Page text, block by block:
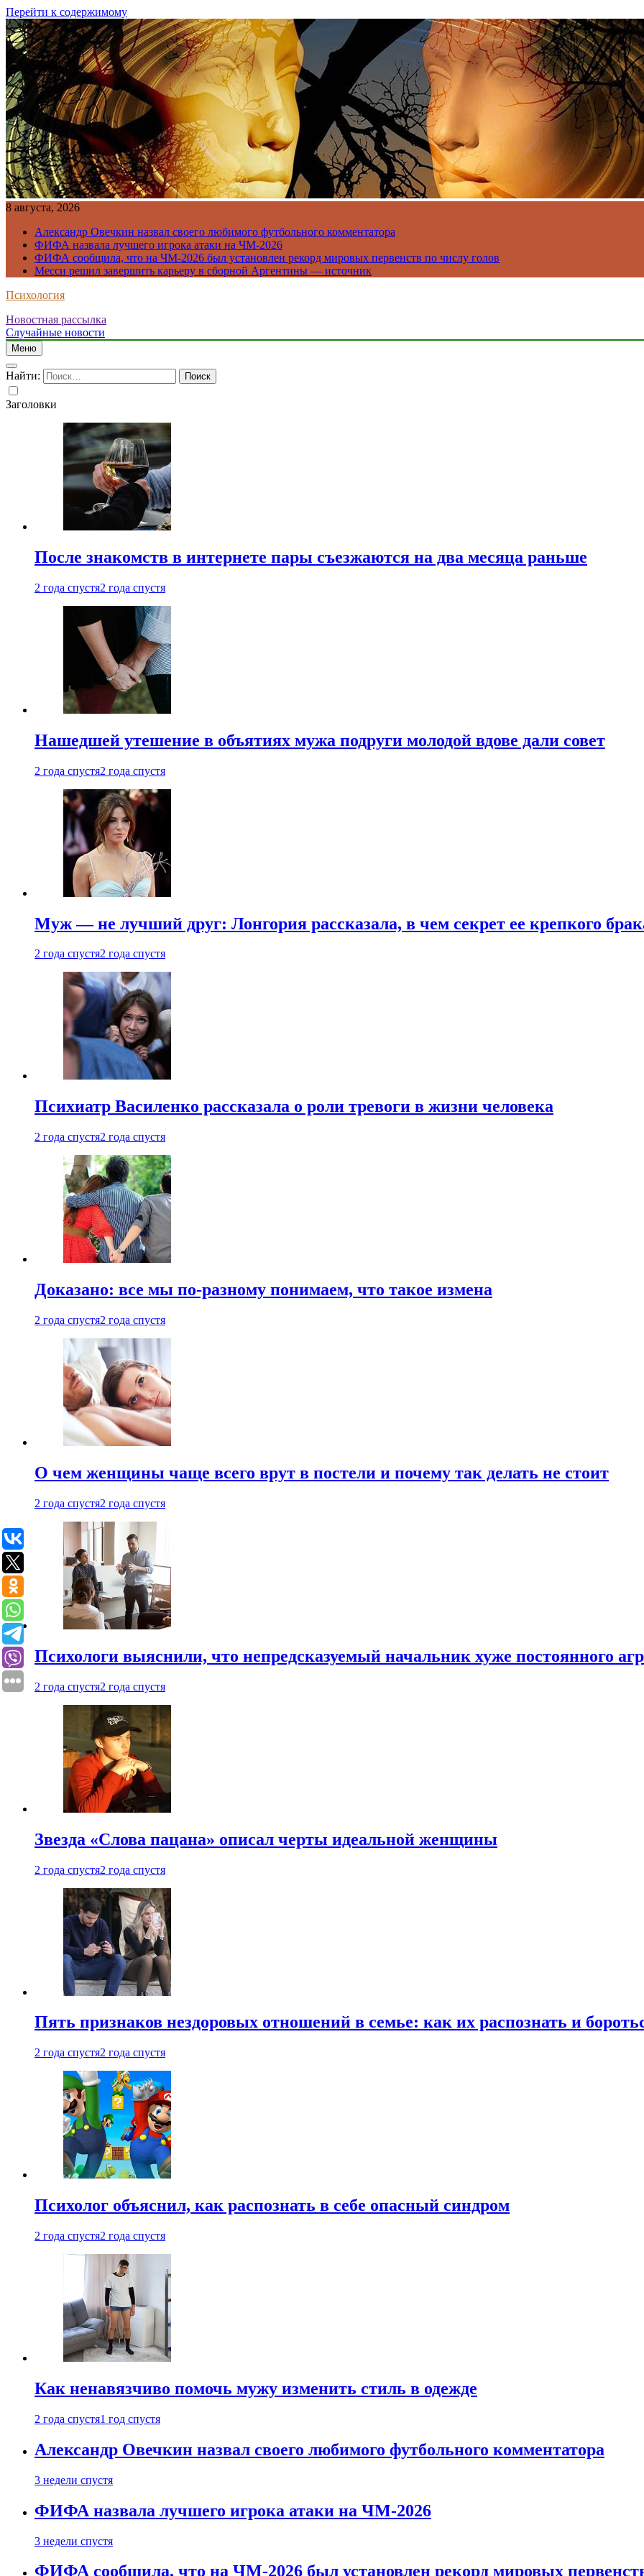
Перейти к содержимому
8 августа, 2026
Александр Овечкин назвал своего любимого футбольного комментатора
ФИФА назвала лучшего игрока атаки на ЧМ-2026
ФИФА сообщила, что на ЧМ-2026 был установлен рекорд мировых первенств по числу голов
Месси решил завершить карьеру в сборной Аргентины — источник
Психология
Новостная рассылка
Случайные новости
Меню
Найти:
Заголовки
После знакомств в интернете пары съезжаются на два месяца раньше
2 года спустя2 года спустя
Нашедшей утешение в объятиях мужа подруги молодой вдове дали совет
2 года спустя2 года спустя
Муж — не лучший друг: Лонгория рассказала, в чем секрет ее крепкого
2 года спустя2 года спустя
Психиатр Василенко рассказала о роли тревоги в жизни человека
2 года спустя2 года спустя
Доказано: все мы по-разному понимаем, что такое измена
2 года спустя2 года спустя
О чем женщины чаще всего врут в постели и почему так делать не стоит
2 года спустя2 года спустя
Психологи выяснили, что непредсказуемый начальник хуже постоянного
2 года спустя2 года спустя
Звезда «Слова пацана» описал черты идеальной женщины
2 года спустя2 года спустя
Пять признаков нездоровых отношений в семье: как их распознать и
2 года спустя2 года спустя
Психолог объяснил, как распознать в себе опасный синдром
2 года спустя2 года спустя
Как ненавязчиво помочь мужу изменить стиль в одежде
2 года спустя1 год спустя
Александр Овечкин назвал своего любимого футбольного комментатора
3 недели спустя
ФИФА назвала лучшего игрока атаки на ЧМ-2026
3 недели спустя
ФИФА сообщила, что на ЧМ-2026 был установлен рекорд мировых